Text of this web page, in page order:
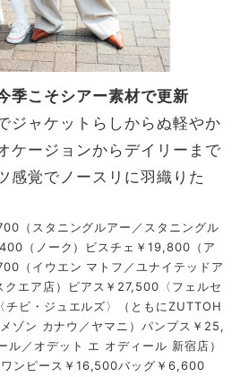
季こそシアー素材で更新
ジャケットらしからぬ軽やか
ケージョンからデイリーまで
感覚でノースリに羽織りた
（スタニングルアー／スタニングル
（ノーク）ビスチェ￥19,800（ア
（イウエン マトフ／ユナイテッドア
クエア店）ピアス￥27,500〈フェルセ
ビ・ジュエルズ〉（ともにZUTTOH
ゾン カナウ／ヤマニ）パンプス￥25,
／オデット エ オディール 新宿店）
ワンピース￥16,500バッグ￥6,600